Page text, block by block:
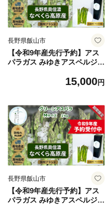
長野県飯山市
【令和9年産先行予約】アス
パラガス みゆきアスペルジュ
《出荷時期：2027年5月中旬
送 独自栽培 甘さ 高級 ギフト
(Ce-005)
15,000円
長野県飯山市
【令和9年産先行予約】アス
パラガス みゆきアスペルジュ